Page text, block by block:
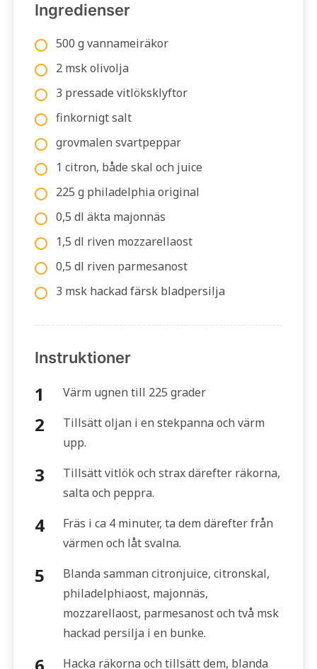
Ingredienser
500 g vannameiräkor
2 msk olivolja
3 pressade vitlöksklyftor
finkornigt salt
grovmalen svartpeppar
1 citron, både skal och juice
225 g philadelphia original
0,5 dl äkta majonnäs
1,5 dl riven mozzarellaost
0,5 dl riven parmesanost
3 msk hackad färsk bladpersilja
Instruktioner
Värm ugnen till 225 grader
Tillsätt oljan i en stekpanna och värm
upp.
Tillsätt vitlök och strax därefter räkorna,
salta och peppra.
Fräs i ca 4 minuter, ta dem därefter från
värmen och låt svalna.
Blanda samman citronjuice, citronskal,
philadelphiaost, majonnäs,
mozzarellaost, parmesanost och två msk
hackad persilja i en bunke.
Hacka räkorna och tillsätt dem, blanda